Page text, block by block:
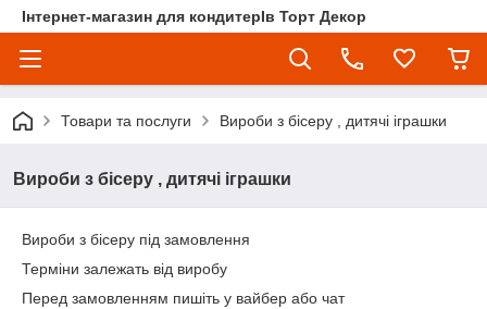
Інтернет-магазин для кондитерІв Торт Декор
Товари та послуги Вироби з бісеру , дитячі іграшки
Вироби з бісеру , дитячі іграшки
Вироби з бісеру під замовлення
Терміни залежать від виробу
Перед замовленням пишіть у вайбер або чат